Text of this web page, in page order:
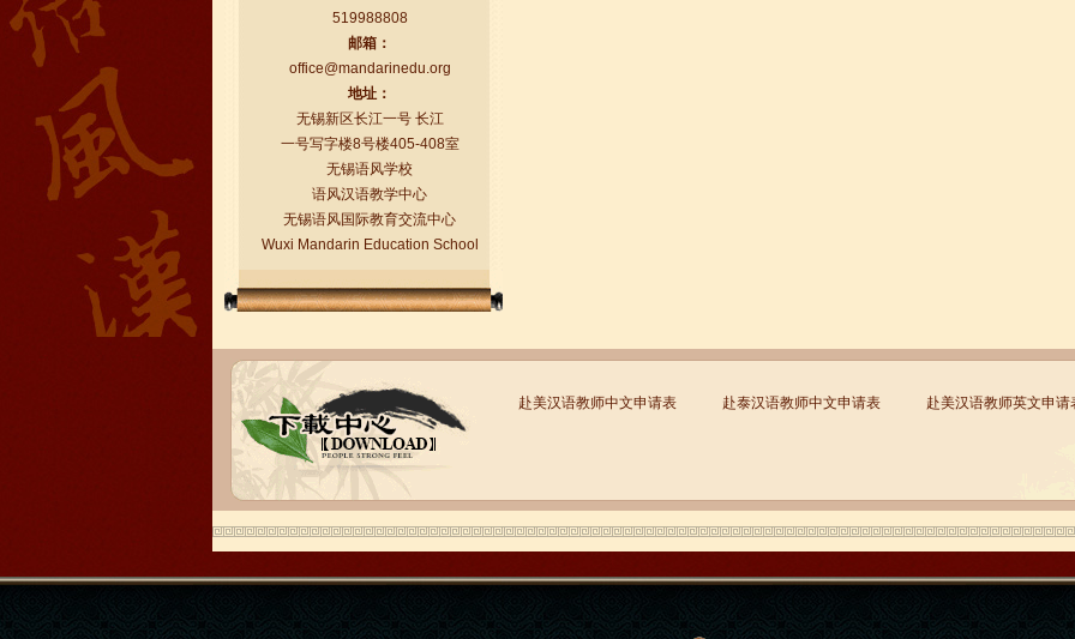
语风汉语学生Florent
的有最简单的汉语学习方法，我学习汉
语风汉语学生Brad
我叫Brad,我是澳大利亚人，我在语风
汉语学校学习汉语。我现在可以独立和
我的中国朋友说很流利的汉语。谢谢语
风汉语...
519988808
邮箱：
office@mandarinedu.org
地址：
无锡新区长江一号 长江
一号写字楼8号楼405-408室
无锡语风学校
语风汉语教学中心
无锡语风国际教育交流中心
Wuxi Mandarin Education School
赴美汉语教师中文申请表 赴泰汉语教师中文申请表 赴美汉语教师英文申请